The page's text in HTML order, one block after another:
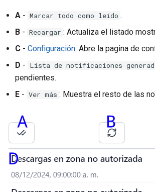
A - Marcar todo como leído .
B - Recargar : Actualiza el listado
C - Configuración: Abre la pagina de
D - Lista de notificaciones
pendientes.
E - Ver más : Muestra el resto de las